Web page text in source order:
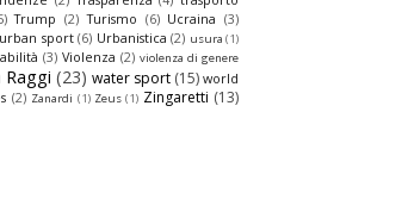
Trump (2) Turismo (6) Ucraina (3)
urban sport (6) Urbanistica (2) usura (1)
(3) Violenza (2) violenza di genere
Raggi (23) water sport (15) world
(2) Zanardi (1) Zeus (1) Zingaretti (13)